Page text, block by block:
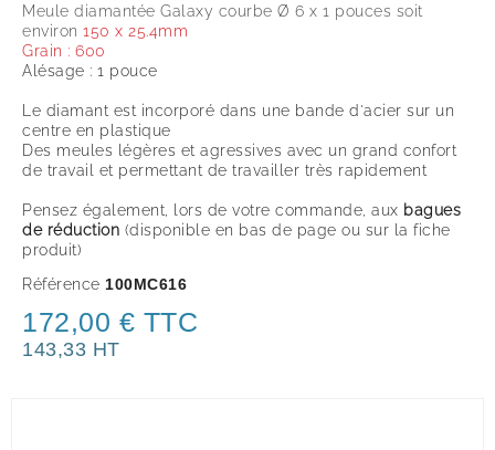
Meule diamantée Galaxy courbe Ø 6 x 1 pouces soit
environ 150 x 25.4mm
Grain : 600
Alésage : 1 pouce
Le diamant est incorporé dans une bande d'acier sur un
centre en plastique
Des meules légères et agressives avec un grand confort
de travail et permettant de travailler très rapidement
Pensez également, lors de votre commande, aux bagues
de réduction (disponible en bas de page ou sur la fiche
produit)
Référence 100MC616
172,00 € TTC
143,33 HT